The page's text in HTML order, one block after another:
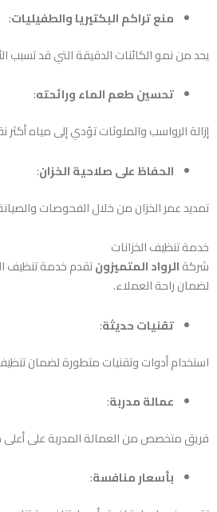
منع تراكم البكتيريا والطفيليات:
يحد من نمو الكائنات الدقيقة التي قد تسبب
تحسين طعم الماء ورائحته:
إزالة الرواسب والملوثات تؤدي إلى مياه أكثر
الحفاظ على صلاحية الخزان:
تمديد عمر الخزان من خلال الفحوصات
خدمة تنظيف الخزانات
شركةالرواد المتميزونتقدم خدمة تنظيف
لضمان راحة العملاء.
تقنيات حديثة:
استخدام أدوات وتقنيات متطورة لضمان
عمالة مدربة:
فريق متخصص من العمالة المدربة على
بأسعار منافسة: